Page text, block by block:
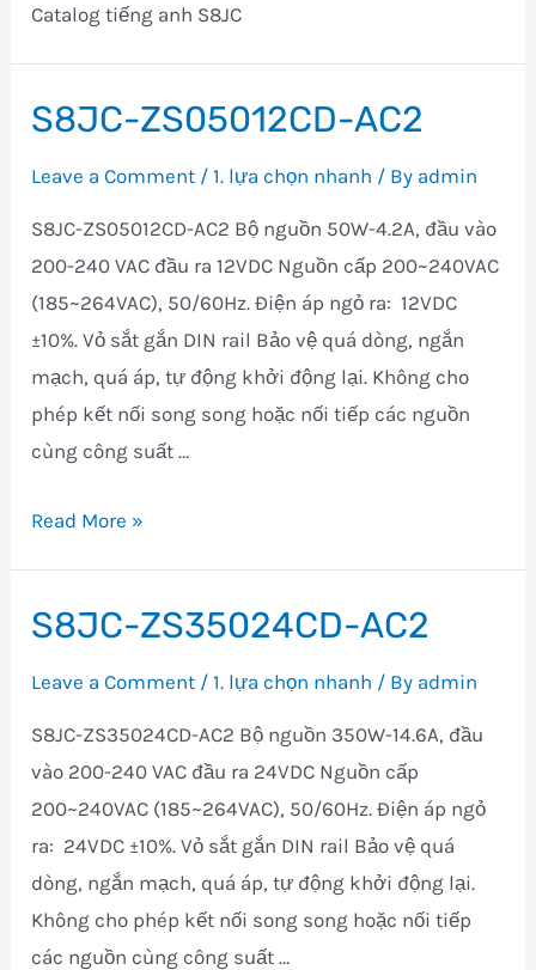
Catalog tiếng anh S8JC
S8JC-ZS05012CD-AC2
Leave a Comment /1. lựa chọn nhanh / By admin
S8JC-ZS05012CD-AC2 Bộ nguồn 50W-4.2A, đầu vào
200-240 VAC đầu ra 12VDC Nguồn cấp 200~240VAC
(185~264VAC), 50/60Hz. Điện áp ngỏ ra: 12VDC
±10%. Vỏ sắt gắn DIN rail Bảo vệ quá dòng, ngắn
mạch, quá áp, tự động khởi động lại. Không cho
phép kết nối song song hoặc nối tiếp các nguồn
cùng công suất …
S8JC-
Read More »
S8JC-ZS35024CD-AC2
Leave a Comment /1. lựa chọn nhanh / By admin
S8JC-ZS35024CD-AC2 Bộ nguồn 350W-14.6A, đầu
vào 200-240 VAC đầu ra 24VDC Nguồn cấp
200~240VAC (185~264VAC), 50/60Hz. Điện áp ngỏ
ra: 24VDC ±10%. Vỏ sắt gắn DIN rail Bảo vệ quá
dòng, ngắn mạch, quá áp, tự động khởi động lại.
Không cho phép kết nối song song hoặc nối tiếp
các nguồn cùng công suất …